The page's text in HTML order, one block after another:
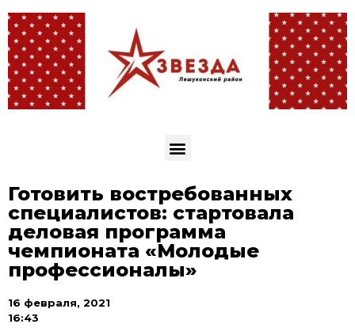
Готовить востребованных
специалистов: стартовала
деловая программа
чемпионата «Молодые
профессионалы»
16 февраля, 2021
16:43